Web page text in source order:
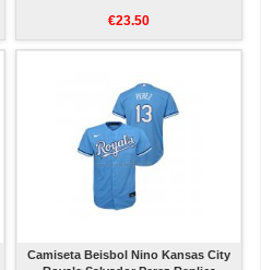
€23.50
Camiseta Beisbol Nino Kansas City